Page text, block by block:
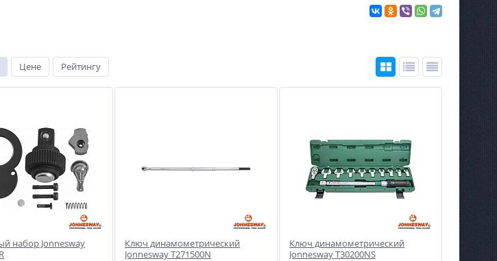
Цене Рейтингу
набор Jonnesway
Ключ динамометрический
Jonnesway T271500N
Ключ динамометрический
Jonnesway T30200NS